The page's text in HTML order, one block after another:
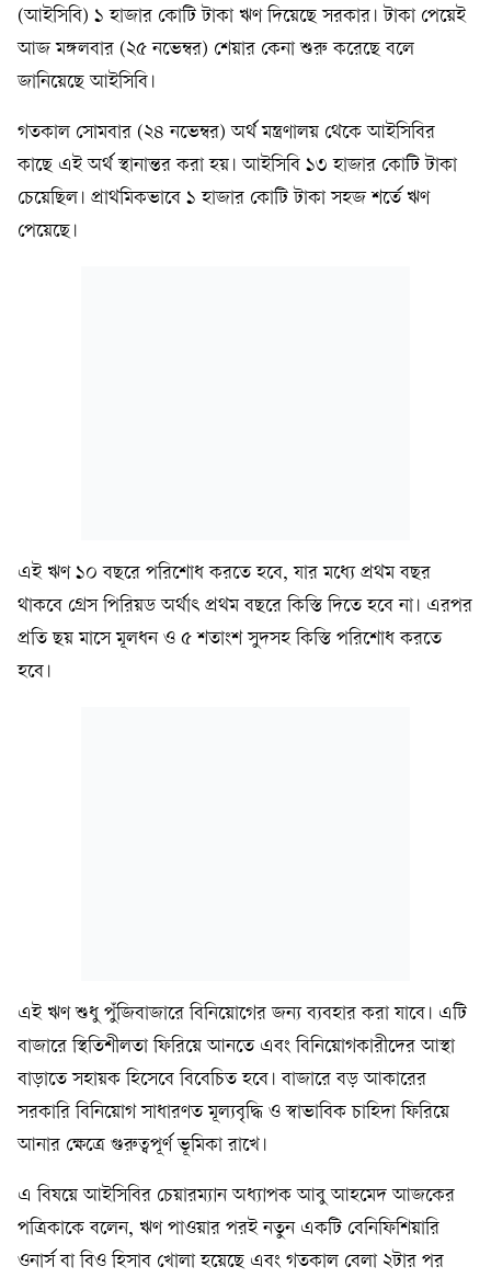
(আইসিবি) ১ হাজার কোটি টাকা ঋণ দিয়েছে সরকার। টাকা পেয়েই
আজ মঙ্গলবার (২৫ নভেম্বর) শেয়ার কেনা শুরু করেছে বলে
জানিয়েছে আইসিবি।
গতকাল সোমবার (২৪ নভেম্বর) অর্থ মন্ত্রণালয় থেকে আইসিবির
কাছে এই অর্থ স্থানান্তর করা হয়। আইসিবি ১৩ হাজার কোটি টাকা
চেয়েছিল। প্রাথমিকভাবে ১ হাজার কোটি টাকা সহজ শর্তে ঋণ
পেয়েছে।
এই ঋণ ১০ বছরে পরিশোধ করতে হবে, যার মধ্যে প্রথম বছর
থাকবে গ্রেস পিরিয়ড অর্থাৎ প্রথম বছরে কিস্তি দিতে হবে না। এরপর
প্রতি ছয় মাসে মূলধন ও ৫ শতাংশ সুদসহ কিস্তি পরিশোধ করতে
হবে।
এই ঋণ শুধু পুঁজিবাজারে বিনিয়োগের জন্য ব্যবহার করা যাবে। এটি
বাজারে স্থিতিশীলতা ফিরিয়ে আনতে এবং বিনিয়োগকারীদের আস্থা
বাড়াতে সহায়ক হিসেবে বিবেচিত হবে। বাজারে বড় আকারের
সরকারি বিনিয়োগ সাধারণত মূল্যবৃদ্ধি ও স্বাভাবিক চাহিদা ফিরিয়ে
আনার ক্ষেত্রে গুরুত্বপূর্ণ ভূমিকা রাখে।
এ বিষয়ে আইসিবির চেয়ারম্যান অধ্যাপক আবু আহমেদ আজকের
পত্রিকাকে বলেন, ঋণ পাওয়ার পরই নতুন একটি বেনিফিশিয়ারি
ওনার্স বা বিও হিসাব খোলা হয়েছে এবং গতকাল বেলা ২টার পর